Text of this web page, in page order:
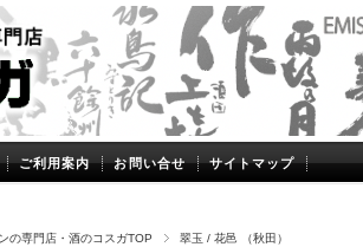
ご利用案内 お問い合せ サイトマップ
の専門店・酒のコスガTOP 翠玉 / 花邑 （秋田）